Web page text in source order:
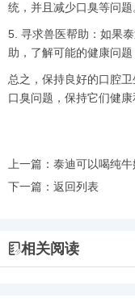
统，并且减少口臭等问题
5. 寻求兽医帮助：如果
助，了解可能的健康问题
总之，保持良好的口腔
口臭问题，保持它们健康
上一篇： 泰迪可以喝纯牛
下一篇： 返回列表
相关阅读